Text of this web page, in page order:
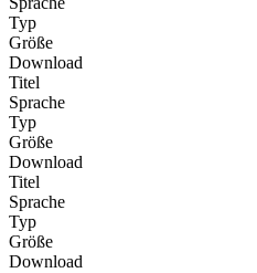
Typ
Größe
Download
Titel
Sprache
Typ
Größe
Download
Titel
Sprache
Typ
Größe
Download